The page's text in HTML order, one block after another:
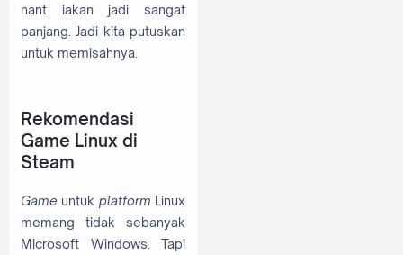
nant iakan jadi sangat
panjang. Jadi kita putuskan
untuk memisahnya.
Rekomendasi
Game Linux di
Steam
Game untuk platform Linux
memang tidak sebanyak
Microsoft Windows. Tapi